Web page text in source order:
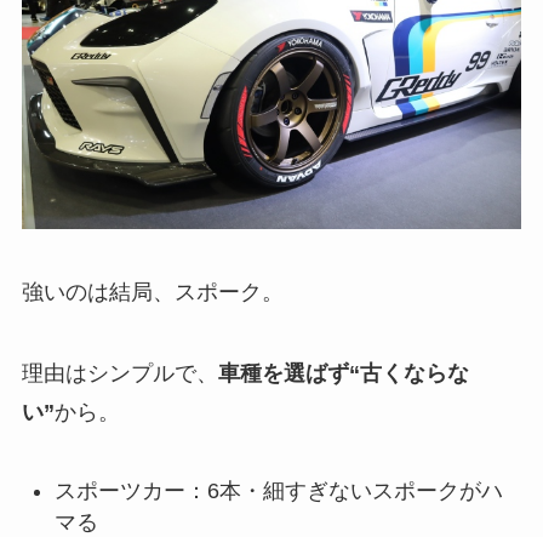
強いのは結局、スポーク。
理由はシンプルで、 車種を選ばず“古くならな
い”から。
スポーツカー：6本・細すぎないスポークがハ
マる